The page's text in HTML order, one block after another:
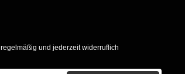
regelmäßig und jederzeit widerruflich